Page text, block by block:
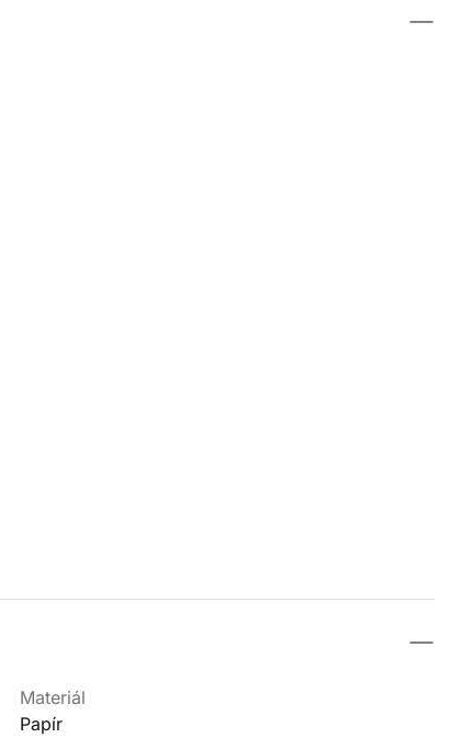
Materiál
Papír